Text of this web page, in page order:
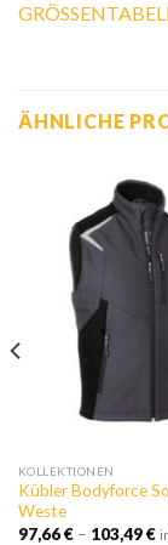
ÄHNLICHE
KOLLEKTIONEN
Kübler Bodyforce
Weste
97,66€– 103,49€